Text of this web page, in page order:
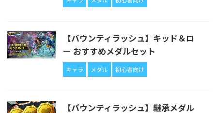
【バウンティラッシュ】キッド＆ロ
ー おすすめメダルセット
キャラ メダル 初心者向け
【バウンティラッシュ】継承メダル